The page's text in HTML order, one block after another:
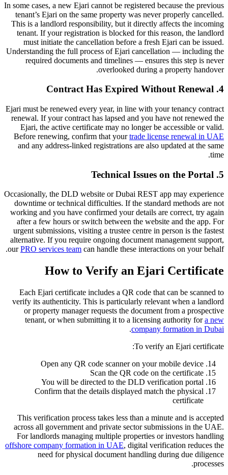
In some cases, a new Ejari cannot be registered because the previous
tenant’s Ejari on the same property was never properly cancelled.
This is a landlord responsibility, but it directly affects the incoming
tenant. If your registration is blocked for this reason, the landlord
must initiate the cancellation before a fresh Ejari can be issued.
Understanding the full process of Ejari cancellation — including the
required documents and timelines — ensures this step is never
overlooked during a property handover.
4. Contract Has Expired Without Renewal
Ejari must be renewed every year, in line with your tenancy contract
renewal. If your contract has lapsed and you have not renewed the
Ejari, the active certificate may no longer be accessible or valid.
Before renewing, confirm that yourtrade license renewal in UAE
and any address-linked registrations are also updated at the same
time.
5. Technical Issues on the Portal
Occasionally, the DLD website or Dubai REST app may experience
downtime or technical difficulties. If the standard methods are not
working and you have confirmed your details are correct, try again
after a few hours or switch between the website and the app. For
urgent submissions, visiting a trustee centre in person is the fastest
alternative. If you require ongoing document management support,
ourPRO services team can handle these interactions on your behalf.
How to Verify an Ejari Certificate
Each Ejari certificate includes a QR code that can be scanned to
verify its authenticity. This is particularly relevant when a landlord
or property manager requests the document from a prospective
tenant, or when submitting it to a licensing authority fora new
company formation in Dubai
.
To verify an Ejari certificate:
Open any QR code scanner on your mobile device
Scan the QR code on the certificate
You will be directed to the DLD verification portal
Confirm that the details displayed match the physical
certificate
This verification process takes less than a minute and is accepted
across all government and private sector submissions in the UAE.
For landlords managing multiple properties or investors handling
offshore company formation in UAE, digital verification reduces the
need for physical document handling during due diligence
processes.